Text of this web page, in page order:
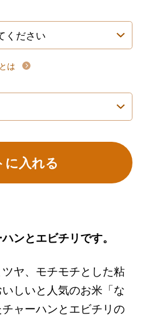
は
に入れる
ンとエビチリです。
ヤ、モチモチとした粘
しいと人気のお米「な
ャーハンとエビチリの